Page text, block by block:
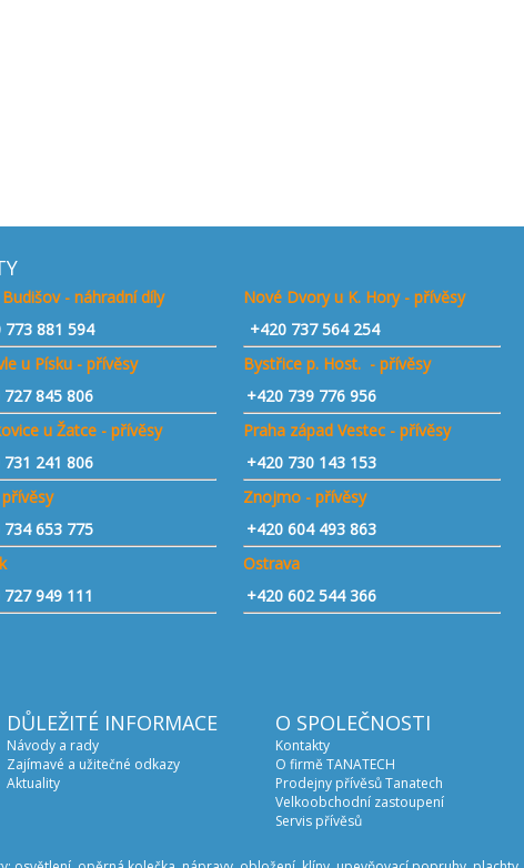
- náhradní díly
773 881 594
Nové Dvory u K. Hory - přívěsy
+420 737 564 254
u Písku - přívěsy
727 845 806
Bystřice p. Host. - přívěsy
+420 739 776 956
u Žatce - přívěsy
731 241 806
Praha západ Vestec - přívěsy
+420 730 143 153
přívěsy
734 653 775
Znojmo - přívěsy
+420 604 493 863
949 111
Ostrava
+420 602 544 366
DŮLEŽITÉ INFORMACE
Návody a rady
Zajímavé a užitečné odkazy
Aktuality
O SPOLEČNOSTI
Kontakty
O firmě TANATECH
Prodejny přívěsů Tanatech
Velkoobchodní zastoupení
Servis přívěsů